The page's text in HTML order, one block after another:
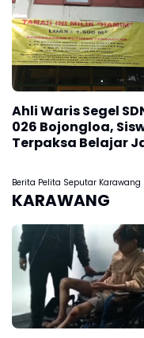
Ahli Waris Segel
026 Bojongloa,
Terpaksa Belajar
Berita Pelita Seputar Karawang
KARAWANG